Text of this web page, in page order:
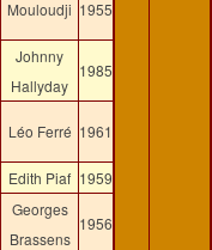
Mouloudji 1955
Johnny
Hallyday
1985
Léo Ferré 1961
Edith Piaf 1959
Georges
Brassens
1956